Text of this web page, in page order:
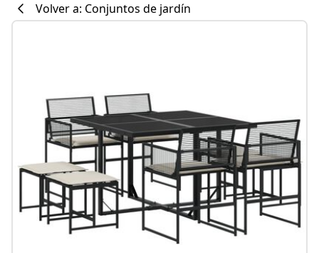
#sharemevidaxl
Volver a: Conjuntos de jardín